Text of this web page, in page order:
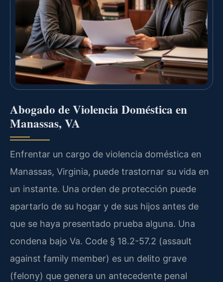
Abogado de Violencia Doméstica en
Manassas, VA
Enfrentar un cargo de violencia doméstica en
Manassas, Virginia, puede trastornar su vida en
un instante. Una orden de protección puede
apartarlo de su hogar y de sus hijos antes de
que se haya presentado prueba alguna. Una
condena bajo Va. Code § 18.2-57.2 (assault
against family member) es un delito grave
(felony) que genera un antecedente penal